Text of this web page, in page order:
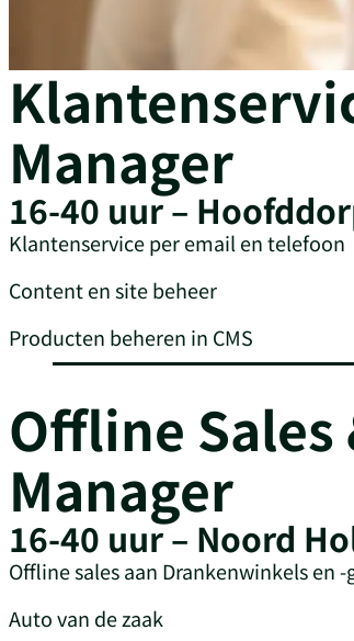
Manager
16-40 uur –
Klantenservice per email en telefoon
Content en site beheer
Producten beheren in CMS
Offline Sales
Manager
16-40 uur – Noord
Offline sales aan Drankenwinkels en
Auto van de zaak